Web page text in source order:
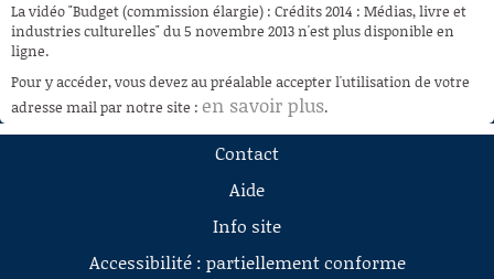
À LA DEMANDE
RECHERCHE
AIDE À LA DÉCOUPE
DE VIDÉOS
La vidéo "Budget (commission élargie) : Crédits 2014 : Médias, livre et
industries culturelles" du 5 novembre 2013 n'est plus disponible en
ligne.
Pour y accéder, vous devez au préalable accepter l'utilisation de votre
adresse mail par notre site : en savoir plus.
Contact
Aide
Info site
Accessibilité : partiellement conforme